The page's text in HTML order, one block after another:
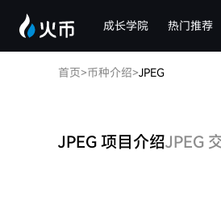
成长学院 热门推荐
首页>币种介绍>JPEG
JPEG 项目介绍JPEG